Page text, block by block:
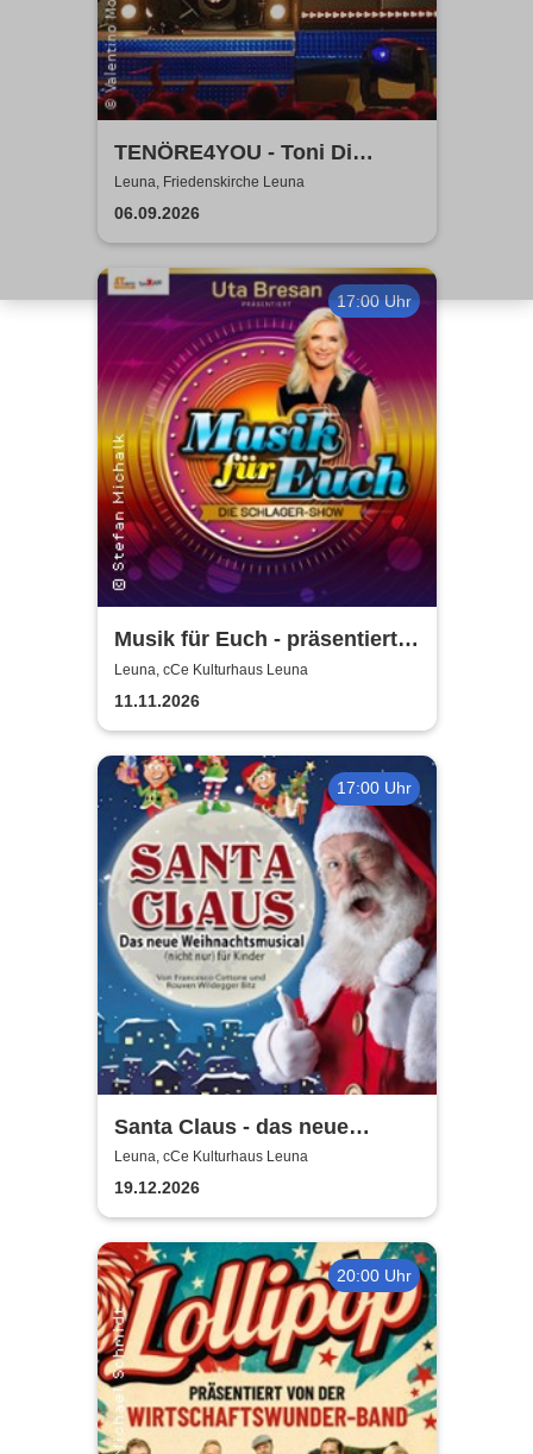
TENÖRE4YOU - Toni Di
Napoli & Pietro Pato
Leuna, Friedenskirche Leuna
06.09.2026
17:00 Uhr
Musik für Euch - präsentiert
von Uta Bresan
Leuna, cCe Kulturhaus Leuna
11.11.2026
17:00 Uhr
Santa Claus - das neue
Weihnachtsmusical (nicht
nur) für Kinder
Leuna, cCe Kulturhaus Leuna
19.12.2026
20:00 Uhr